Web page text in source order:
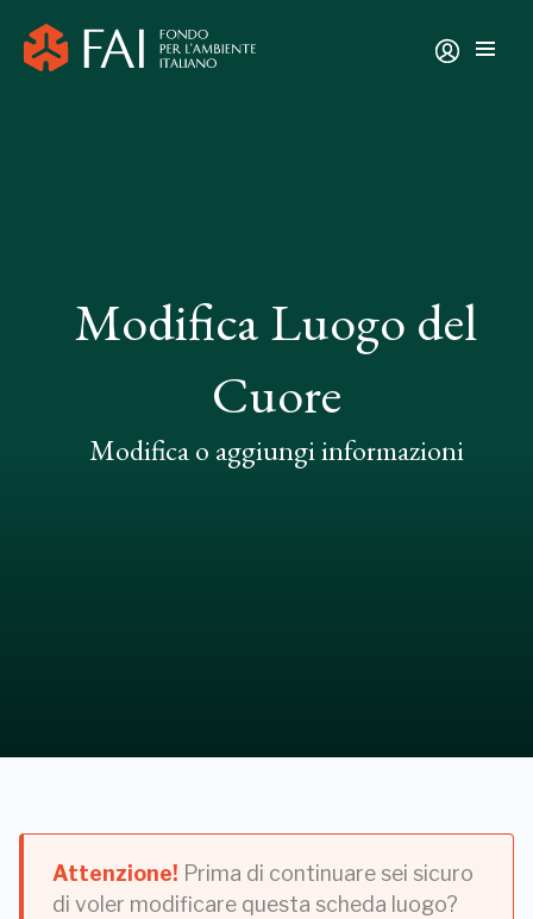
Modifica Luogo del
Cuore
Modifica o aggiungi informazioni
Attenzione! Prima di continuare sei sicuro
di voler modificare questa scheda luogo?